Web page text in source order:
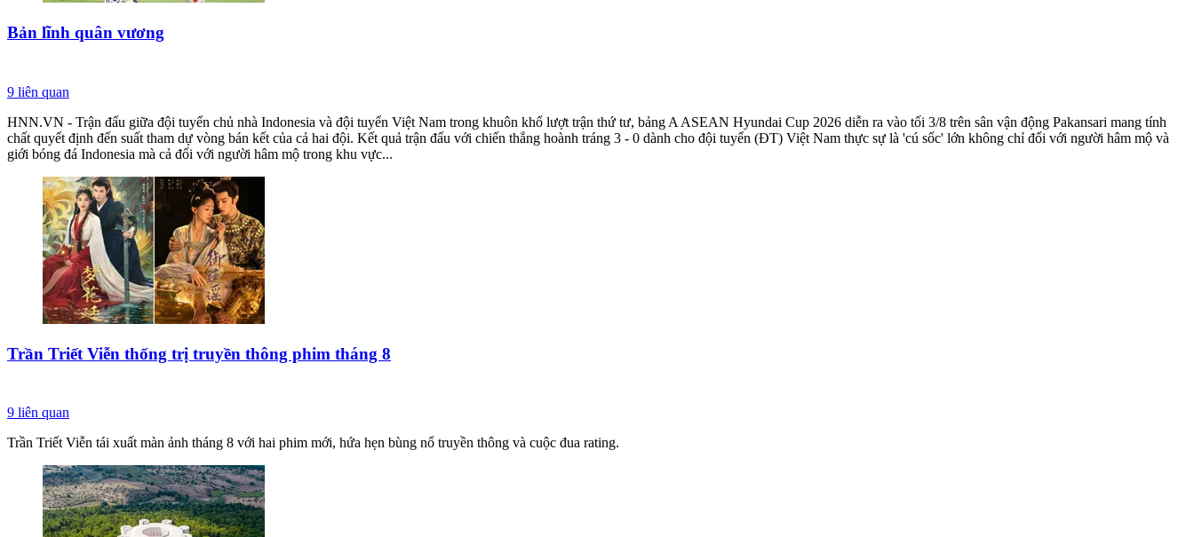
Bản lĩnh quân vương
9 liên quan
HNN.VN - Trận đấu giữa đội tuyển chủ nhà Indonesia và đội tuyển Việt Nam trong khuôn khổ lượt trận thứ tư, bảng A ASEAN Hyundai Cup 2026 diễn ra vào tối 3/8 trên sân vận động Pakansari mang tính
chất quyết định đến suất tham dự vòng bán kết của cả hai đội. Kết quả trận đấu với chiến thắng hoành tráng 3 - 0 dành cho đội tuyển (ĐT) Việt Nam thực sự là 'cú sốc' lớn không chỉ đối với người hâm mộ và
giới bóng đá Indonesia mà cả đối với người hâm mộ trong khu vực...
Trần Triết Viễn thống trị truyền thông phim tháng 8
9 liên quan
Trần Triết Viễn tái xuất màn ảnh tháng 8 với hai phim mới, hứa hẹn bùng nổ truyền thông và cuộc đua rating.